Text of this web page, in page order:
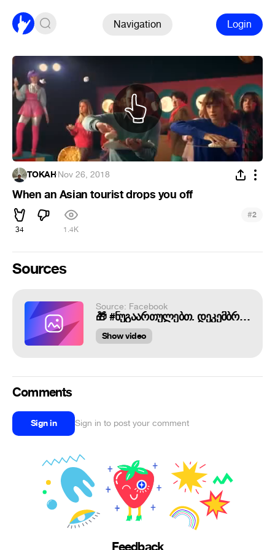
Navigation Login
TOKAH·Nov 26, 2018
When an Asian tourist drops you off
34 1.4K
#2
Sources
Source: Facebook
🎁 #ნუგაართულებთ. დეკემბრის ბოლომდე ლოდინი საჭირო აღარ არის. 🎄 ჩვენთან უკვე ს...
Show video
Comments
Sign in Sign in to post your comment